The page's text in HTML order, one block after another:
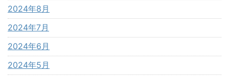
2024年8月
2024年7月
2024年6月
2024年5月